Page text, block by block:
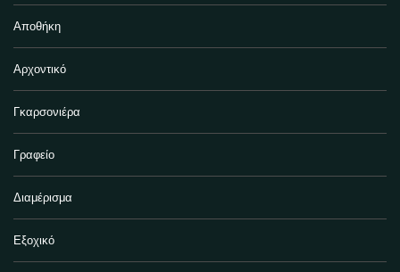
Αποθήκη
Αρχοντικό
Γκαρσονιέρα
Γραφείο
Διαμέρισμα
Εξοχικό